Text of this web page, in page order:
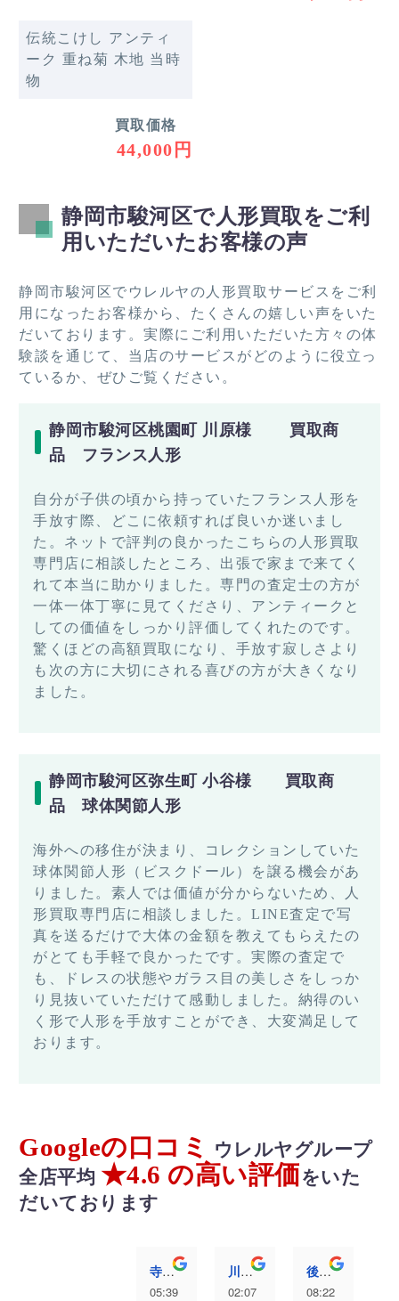
伝統こけし アンティ
ーク 重ね菊 木地 当時
物
買取価格
44,000円
静岡市駿河区で人形買取をご利
用いただいたお客様の声
静岡市駿河区でウレルヤの人形買取サービスをご利
用になったお客様から、たくさんの嬉しい声をいた
だいております。実際にご利用いただいた方々の体
験談を通じて、当店のサービスがどのように役立っ
ているか、ぜひご覧ください。
静岡市駿河区桃園町 川原様 買取商
品 フランス人形
自分が子供の頃から持っていたフランス人形を
手放す際、どこに依頼すれば良いか迷いまし
た。ネットで評判の良かったこちらの人形買取
専門店に相談したところ、出張で家まで来てく
れて本当に助かりました。専門の査定士の方が
一体一体丁寧に見てくださり、アンティークと
しての価値をしっかり評価してくれたのです。
驚くほどの高額買取になり、手放す寂しさより
も次の方に大切にされる喜びの方が大きくなり
ました。
静岡市駿河区弥生町 小谷様 買取商
品 球体関節人形
海外への移住が決まり、コレクションしていた
球体関節人形（ビスクドール）を譲る機会があ
りました。素人では価値が分からないため、人
形買取専門店に相談しました。LINE査定で写
真を送るだけで大体の金額を教えてもらえたの
がとても手軽で良かったです。実際の査定で
も、ドレスの状態やガラス目の美しさをしっか
り見抜いていただけて感動しました。納得のい
く形で人形を手放すことができ、大変満足して
おります。
Googleの口コミ
ウレルヤグループ
全店平均 ★4.6 の高い評価をいた
だいております
寺澤愛弥
05:39
川村洸太
02:07
後藤むぎ
08:22